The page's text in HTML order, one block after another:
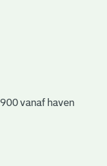
vanaf haven